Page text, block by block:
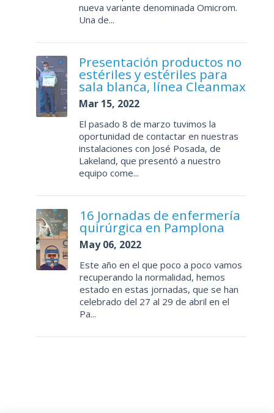
nueva variante denominada Omicrom.
Una de...
Presentación productos no
estériles y estériles para
sala blanca, línea Cleanmax
Mar 15, 2022
El pasado 8 de marzo tuvimos la
oportunidad de contactar en nuestras
instalaciones con José Posada, de
Lakeland, que presentó a nuestro
equipo come...
16 Jornadas de enfermería
quirúrgica en Pamplona
May 06, 2022
Este año en el que poco a poco vamos
recuperando la normalidad, hemos
estado en estas jornadas, que se han
celebrado del 27 al 29 de abril en el
Pa...